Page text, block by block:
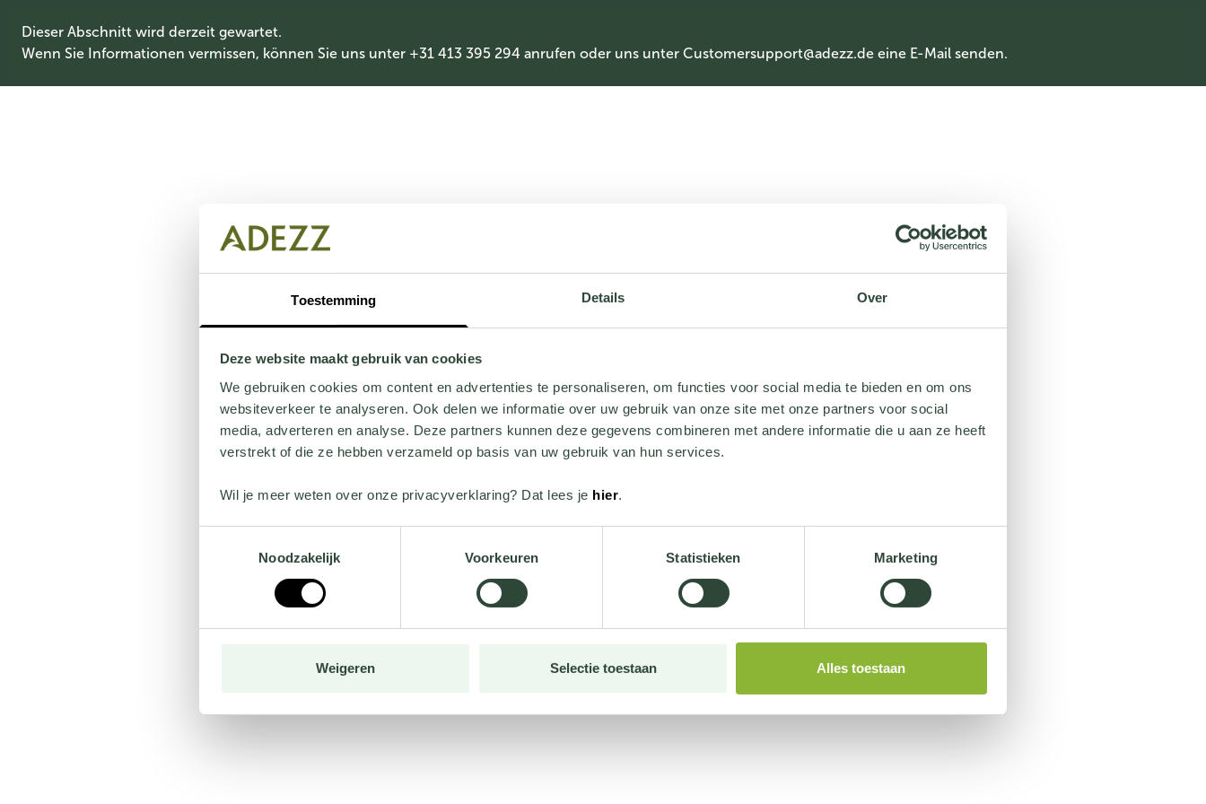
Toestemming Details Over
Deze website maakt gebruik van cookies
We gebruiken cookies om content en advertenties te personaliseren, om functies voor social media te bieden en om ons
websiteverkeer te analyseren. Ook delen we informatie over uw gebruik van onze site met onze partners voor social
media, adverteren en analyse. Deze partners kunnen deze gegevens combineren met andere informatie die u aan ze heeft
verstrekt of die ze hebben verzameld op basis van uw gebruik van hun services.
Wil je meer weten over onze privacyverklaring? Dat lees je hier.
Noodzakelijk
Voorkeuren Statistieken Marketing
Weigeren Selectie toestaan Alles toestaan
Dieser Abschnitt wird derzeit gewartet.
Wenn Sie Informationen vermissen, können Sie uns unter +31 413 395 294 anrufen oder uns unter Customersupport@adezz.de eine E-Mail senden.